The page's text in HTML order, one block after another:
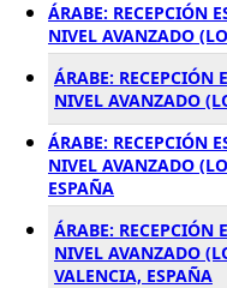
ÁRABE: RECEPCIÓN
NIVEL AVANZADO
ÁRABE: RECEPCIÓN
NIVEL AVANZADO
ÁRABE: RECEPCIÓN
NIVEL AVANZADO
ESPAÑA
ÁRABE: RECEPCIÓN
NIVEL AVANZADO
VALENCIA, ESPAÑA